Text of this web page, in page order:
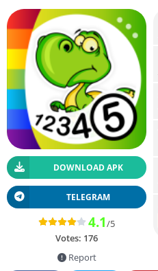
DOWNLOAD APK
TELEGRAM
4.1/5
Votes: 176
Report